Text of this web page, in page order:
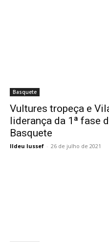
Basquete
Vultures tropeça e
liderança da 1ª fase
Basquete
Ildeu Iussef - 26 de julho de 2021